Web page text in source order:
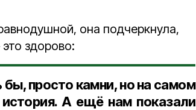
она подчеркнула,
это здорово:
просто камни, но на самом
А ещё нам показали